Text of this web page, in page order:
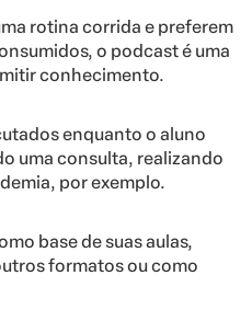
rotina corrida e preferem
o podcast é uma
conhecimento.
enquanto o aluno
uma consulta, realizando
por exemplo.
base de suas aulas,
formatos ou como